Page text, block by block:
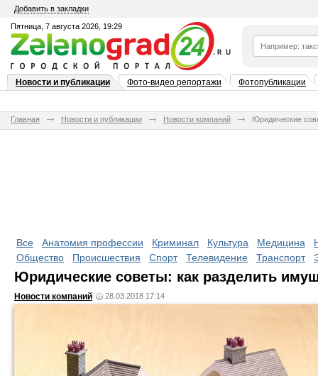
Добавить в закладки
Пятница, 7 августа 2026, 19:29
Новости и публикации Фото-видео репортажи Фотопубликации
Главная Новости и публикации Новости компаний Юридические
Все Анатомия профессии Криминал Культура Медицина
Общество
Происшествия Спорт Телевидение Транспорт
Юридические советы: как разделить
Новости компаний 28.03.2018 17:14